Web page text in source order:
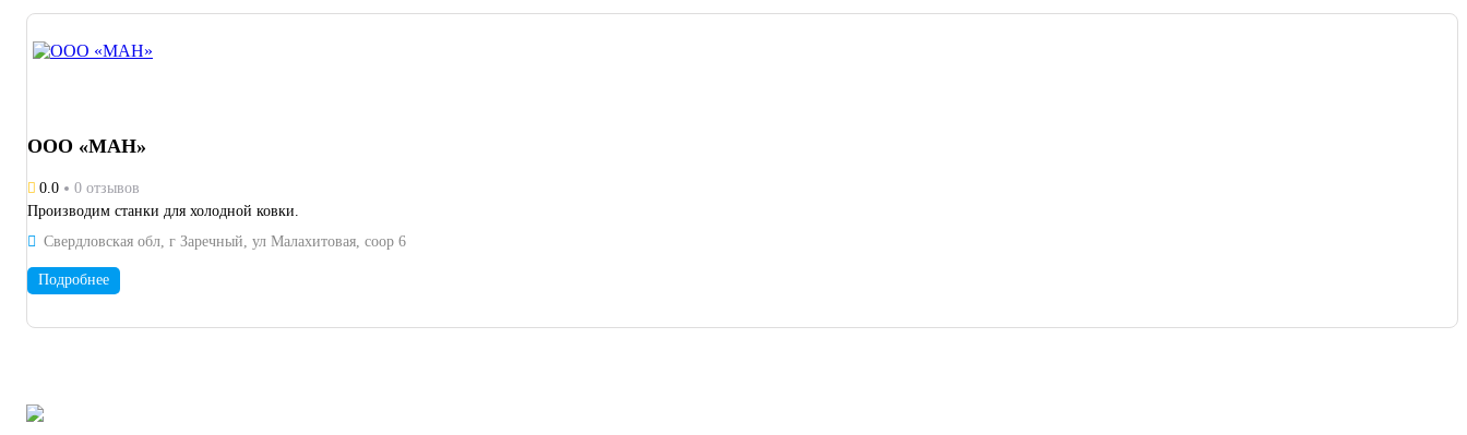
ООО «МАН»
0.0
0 отзывов
Производим станки для холодной ковки.
Свердловская обл, г Заречный, ул Малахитовая, соор 6
Подробнее